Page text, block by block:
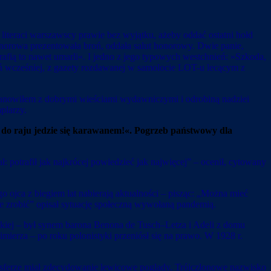
warszawscy prawie bez wyjątku, ażeby oddać ostatni hołd
prezentowała broń, oddała salut honorowy. Dwie panie,
to nawet umarli«. I jedno z jego typowych westchnień: »Szkoda,
z gazety rozdawanej w samolocie LOT-u lecącym z
z dobrymi wieściami wydawniczymi i odrobiną nadziei
raju jedzie się karawanem!«. Pogrzeb państwowy dla
potrafił jak najkrócej powiedzieć jak najwięcej” – ocenił, cytowany
z biegiem lat nabierają aktualności – pisząc: „Można mieć
opisał sytuację społeczną wywołaną pandemią.
– był synem barona Benona de Tusch–Letza i Adeli z domu
– po roku polonistyki przeniósł się na prawo. W 1928 r.
miał zdecydowanie lewicowe poglądy. Trójczłonowe nazwisko